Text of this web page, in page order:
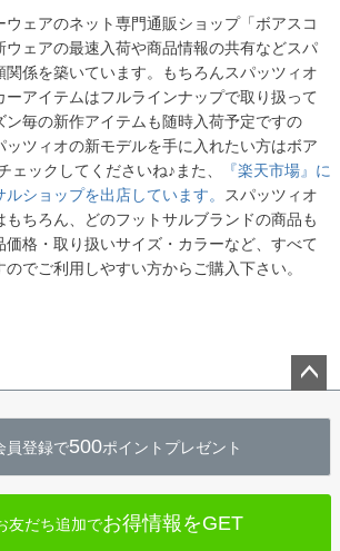
ウェアのネット専門通販ショップ「ボアスコ
ウェアの最速入荷や商品情報の共有などスパ
関係を築いています。もちろんスパッツィオ
アイテムはフルラインナップで取り扱って
ン毎の新作アイテムも随時入荷予定ですの
ッツィオの新モデルを手に入れたい方はボア
ェックしてくださいね♪また、
『楽天市場』に
ショップを出店しています。
スパッツィオ
ちろん、どのフットサルブランドの商品も
格・取り扱いサイズ・カラーなど、すべて
でご利用しやすい方からご購入下さい。
へ
員登録で500ポイントプレゼント
友だち追加でお得情報をGET